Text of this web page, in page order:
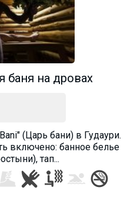
баня на дровах
(Царь бани) в Гудаури.
включено: банное белье
тап...